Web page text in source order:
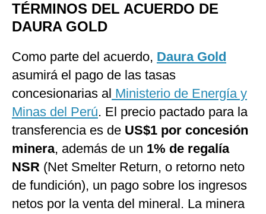
TÉRMINOS DEL ACUERDO DE
DAURA GOLD
Como parte del acuerdo, Daura Gold
asumirá el pago de las tasas
concesionarias al Ministerio de Energía y
Minas del Perú. El precio pactado para la
transferencia es de US$1 por concesión
minera, además de un 1% de regalía
NSR (Net Smelter Return, o retorno neto
de fundición), un pago sobre los ingresos
netos por la venta del mineral. La minera